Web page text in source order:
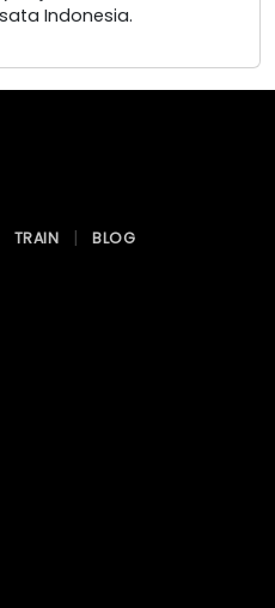
Indonesia.
TRAIN BLOG